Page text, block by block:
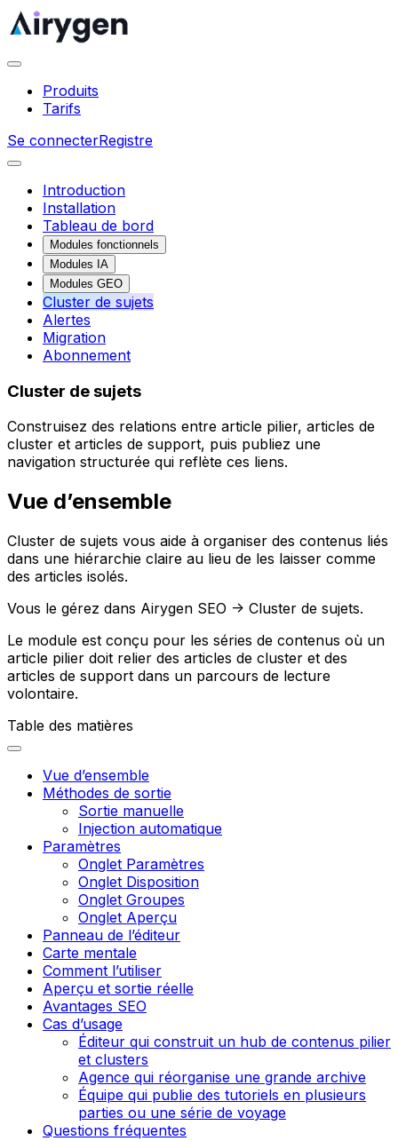
Produits
Tarifs
Se connecterRegistre
Introduction
Installation
Tableau de bord
Modules fonctionnels
Modules IA
Modules GEO
Cluster de sujets
Alertes
Migration
Abonnement
Cluster de sujets
Construisez des relations entre article pilier, articles de
cluster et articles de support, puis publiez une
navigation structurée qui reflète ces liens.
Vue d’ensemble
Cluster de sujets vous aide à organiser des contenus liés
dans une hiérarchie claire au lieu de les laisser comme
des articles isolés.
Vous le gérez dans Airygen SEO -> Cluster de sujets.
Le module est conçu pour les séries de contenus où un
article pilier doit relier des articles de cluster et des
articles de support dans un parcours de lecture
volontaire.
Table des matières
Vue d’ensemble
Méthodes de sortie
Sortie manuelle
Injection automatique
Paramètres
Onglet Paramètres
Onglet Disposition
Onglet Groupes
Onglet Aperçu
Panneau de l’éditeur
Carte mentale
Comment l’utiliser
Aperçu et sortie réelle
Avantages SEO
Cas d’usage
Éditeur qui construit un hub de contenus pilier
et clusters
Agence qui réorganise une grande archive
Équipe qui publie des tutoriels en plusieurs
parties ou une série de voyage
Questions fréquentes